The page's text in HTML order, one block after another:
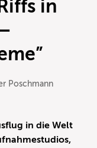
in
Poschmann
in die Welt